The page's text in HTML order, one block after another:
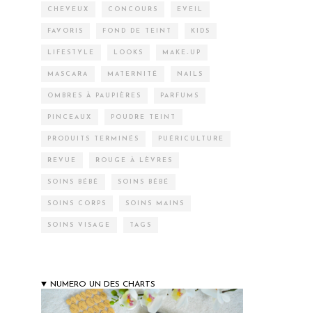
CHEVEUX CONCOURS EVEIL
FAVORIS FOND DE TEINT KIDS
LIFESTYLE LOOKS MAKE-UP
MASCARA MATERNITÉ NAILS
OMBRES À PAUPIÈRES PARFUMS
PINCEAUX POUDRE TEINT
PRODUITS TERMINÉS PUÉRICULTURE
REVUE ROUGE À LÈVRES
SOINS BÉBÉ SOINS BÉBÉ
SOINS CORPS SOINS MAINS
SOINS VISAGE TAGS
NUMERO UN DES CHARTS